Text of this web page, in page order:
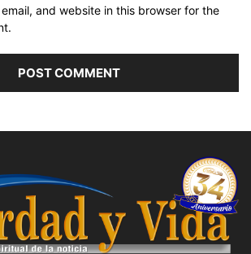
and website in this browser for the